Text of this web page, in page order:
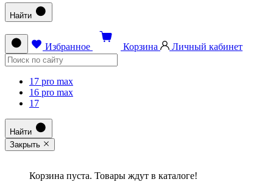
Найти
Избранное Корзина Личный кабинет
17 pro max
16 pro max
17
Найти
Закрыть
Корзина пуста. Товары ждут в каталоге!